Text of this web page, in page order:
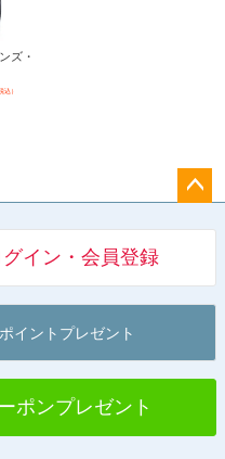
ズ・
込）
へ
グイン・会員登録
ポイントプレゼント
ポンプレゼント